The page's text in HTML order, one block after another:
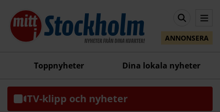
ANNONSERA
Toppnyheter Dina lokala nyheter
TV-klipp och nyheter